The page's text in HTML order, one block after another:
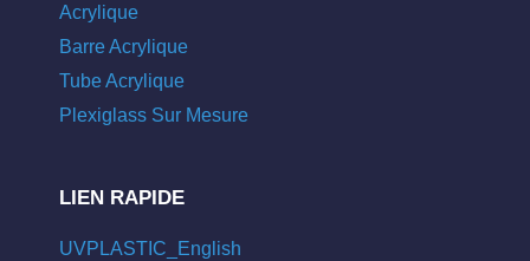
Acrylique
Barre Acrylique
Tube Acrylique
Plexiglass Sur Mesure
LIEN RAPIDE
UVPLASTIC_English